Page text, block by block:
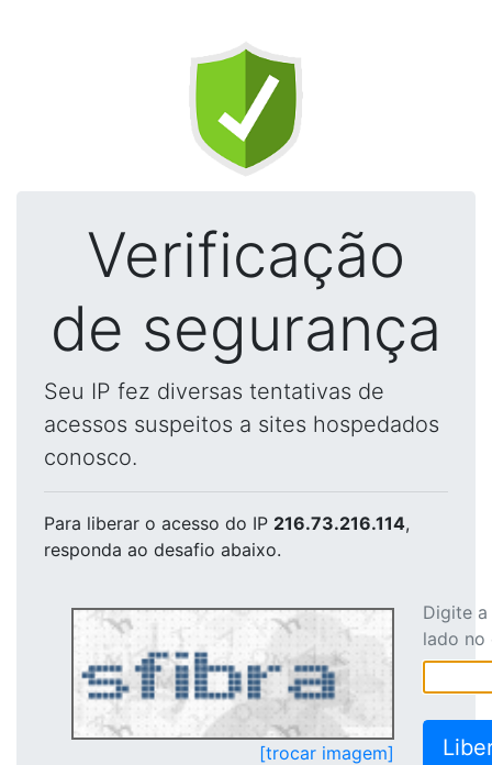
Verificação
de segurança
Seu IP fez diversas tentativas de
acessos suspeitos a sites hospedados
conosco.
Para liberar o acesso do IP 216.73.216.114,
responda ao desafio abaixo.
[trocar imagem]
Digite
lado no